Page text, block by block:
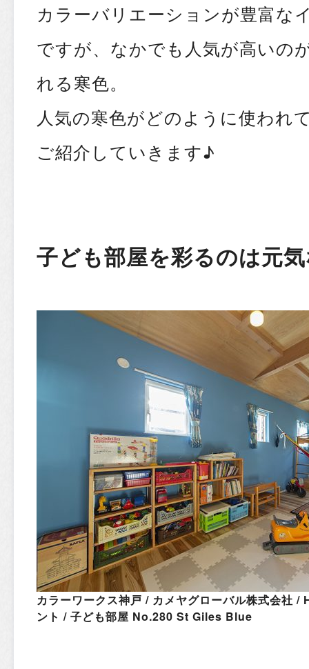
カラーバリエーションが豊富な
ですが、なかでも人気が高いの
れる寒色。
人気の寒色がどのように使われ
ご紹介していきます♪
子ども部屋を彩るのは元
カラーワークス神戸 / カメヤグローバル株式会社 /
ント / 子ども部屋 No.280 St Giles Blue